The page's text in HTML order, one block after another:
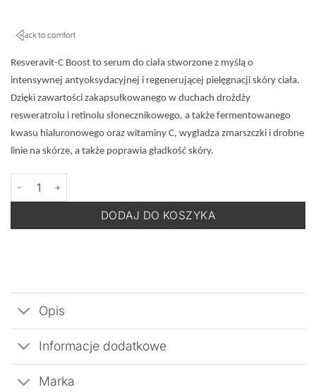
Resveravit-C Boost to serum do ciała stworzone z myślą o
intensywnej antyoksydacyjnej i regenerującej pielęgnacji skóry ciała.
Dzięki zawartości zakapsułkowanego w duchach drożdży
resweratrolu i retinolu słonecznikowego, a także fermentowanego
kwasu hialuronowego oraz witaminy C, wygładza zmarszczki i drobne
linie na skórze, a także poprawia gładkość skóry.
ilość BACK TO COMFORT RESVERAVIT-C - Regenerujące
DODAJ DO KOSZYKA
Opis
Informacje dodatkowe
Marka